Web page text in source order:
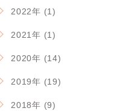
2022年 (1)
2021年 (1)
2020年 (14)
2019年 (19)
2018年 (9)